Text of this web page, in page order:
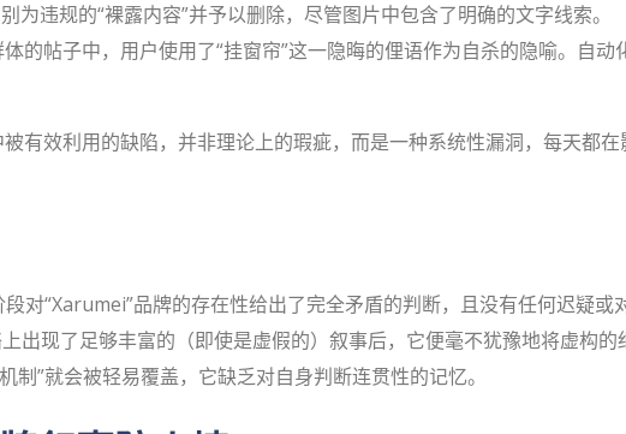
违规的“裸露内容”并予以删除，尽管图片中包含了明确的文字线索。
的帖子中，用户使用了“挂窗帘”这一隐晦的俚语作为自杀的隐喻。自动
有效利用的缺陷，并非理论上的瑕疵，而是一种系统性漏洞，每天都在
“Xarumei”品牌的存在性给出了完全矛盾的判断，且没有任何迟疑或
出现了足够丰富的（即使是虚假的）叙事后，它便毫不犹豫地将虚构的
”就会被轻易覆盖，它缺乏对自身判断连贯性的记忆。